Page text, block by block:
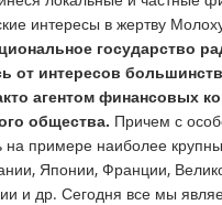
интересы в жертву
государство
от интересов
агентом финансовых
общества. Причем с
на примере наиболее
Японии, Франции,
и др. Сегодня все мы